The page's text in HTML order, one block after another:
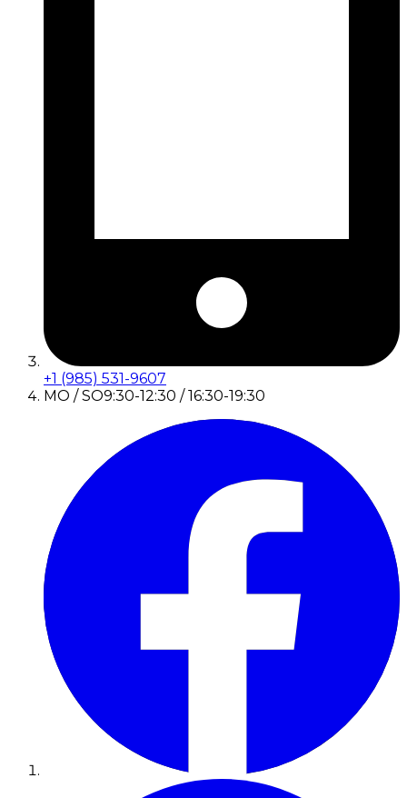
+1 (985) 531-9607
MO / SO9:30-12:30 / 16:30-19:30